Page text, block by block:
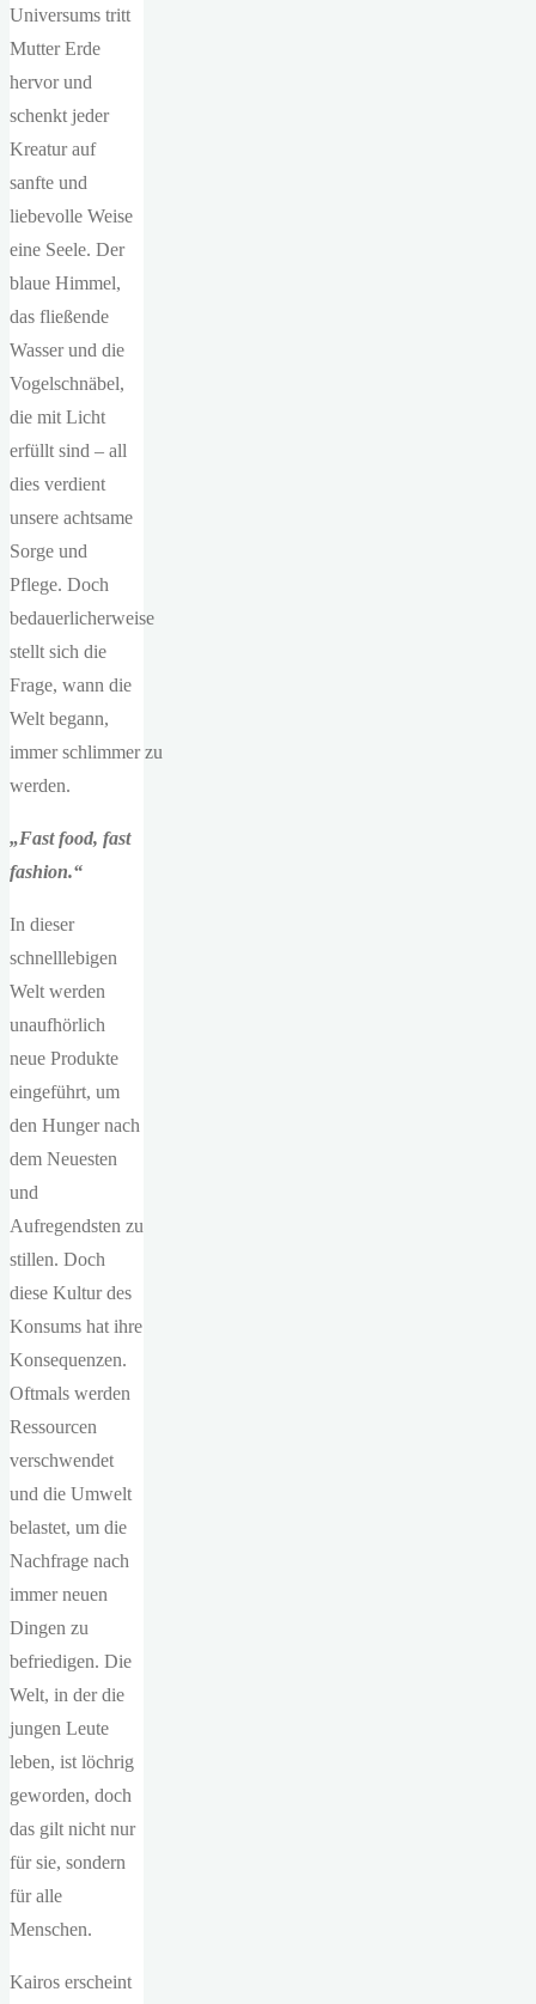
Universums tritt
Mutter Erde
hervor und
schenkt jeder
Kreatur auf
sanfte und
liebevolle Weise
eine Seele. Der
blaue Himmel,
das fließende
Wasser und die
Vogelschnäbel,
die mit Licht
erfüllt sind – all
dies verdient
unsere achtsame
Sorge und
Pflege. Doch
bedauerlicherweise
stellt sich die
Frage, wann die
Welt begann,
immer schlimmer zu
werden.
„Fast food, fast
fashion.“
In dieser
schnelllebigen
Welt werden
unaufhörlich
neue Produkte
eingeführt, um
den Hunger nach
dem Neuesten
und
Aufregendsten zu
stillen. Doch
diese Kultur des
Konsums hat ihre
Konsequenzen.
Oftmals werden
Ressourcen
verschwendet
und die Umwelt
belastet, um die
Nachfrage nach
immer neuen
Dingen zu
befriedigen. Die
Welt, in der die
jungen Leute
leben, ist löchrig
geworden, doch
das gilt nicht nur
für sie, sondern
für alle
Menschen.
Kairos erscheint